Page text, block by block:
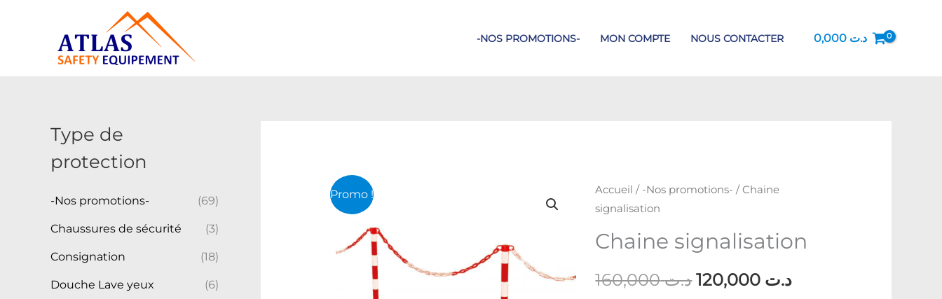
-NOS PROMOTIONS- MON COMPTE NOUS CONTACTER د.ت 0,000
Type de
protection
-Nos promotions- (69)
Chaussures de sécurité (3)
Consignation (18)
Douche Lave yeux (6)
Promo ! Accueil / -Nos promotions- / Chaine
signalisation
Chaine signalisation
د.ت160,000
Le
initial
était :
د.تest :